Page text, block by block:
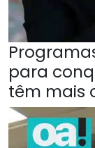
para
têm mais